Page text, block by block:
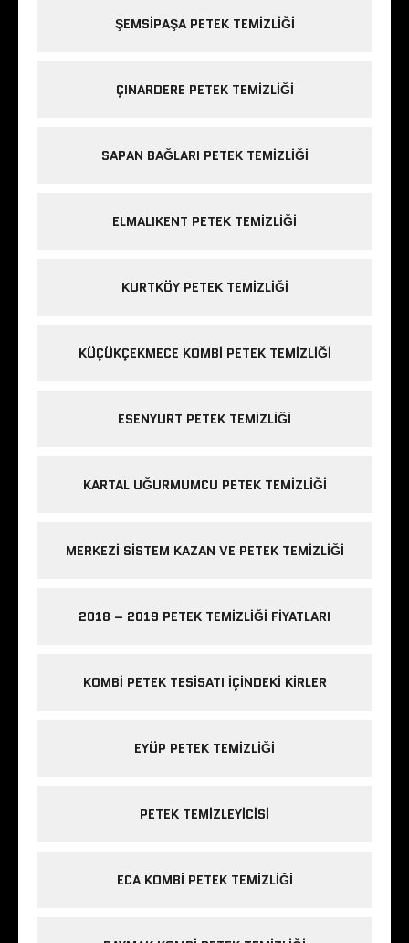
ŞEMSIPAŞA PETEK TEMIZLIĞI
ÇINARDERE PETEK TEMIZLIĞI
SAPAN BAĞLARI PETEK TEMIZLIĞI
ELMALIKENT PETEK TEMIZLIĞI
KURTKÖY PETEK TEMIZLIĞI
KÜÇÜKÇEKMECE KOMBI PETEK TEMIZLIĞI
ESENYURT PETEK TEMIZLIĞI
KARTAL UĞURMUMCU PETEK TEMIZLIĞI
MERKEZI SISTEM KAZAN VE PETEK TEMIZLIĞI
2018 – 2019 PETEK TEMIZLIĞI FIYATLARI
KOMBI PETEK TESISATI IÇINDEKI KIRLER
EYÜP PETEK TEMIZLIĞI
PETEK TEMIZLEYICISI
ECA KOMBI PETEK TEMIZLIĞI